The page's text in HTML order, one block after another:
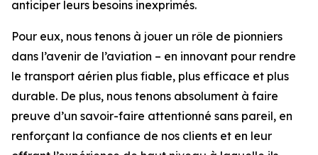
anticiper leurs besoins inexprimés.
Pour eux, nous tenons à jouer un rôle de pionniers
dans l’avenir de l’aviation – en innovant pour rendre
le transport aérien plus fiable, plus efficace et plus
durable. De plus, nous tenons absolument à faire
preuve d’un savoir-faire attentionné sans pareil, en
renforçant la confiance de nos clients et en leur